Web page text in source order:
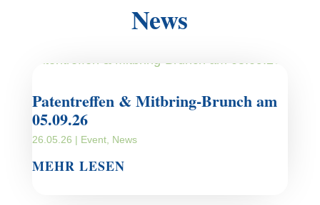
News
Patentreffen & Mitbring-Brunch am
05.09.26
26.05.26 | Event, News
MEHR LESEN